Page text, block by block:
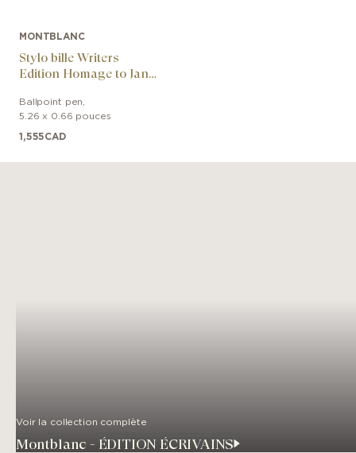
MONTBLANC
Stylo bille Writers
Edition Homage to Jane
Ballpoint pen
5.26 x 0.66 pouces
1,555CAD
Voir la collection complète
Montblanc - ÉDITION ÉCRIVAINS